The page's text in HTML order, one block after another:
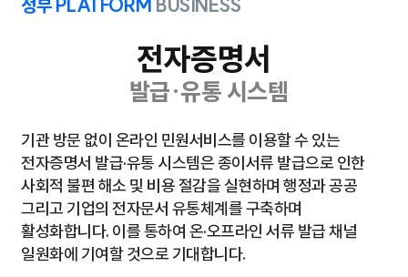
정부 PLATFORM BUSINESS
전자증명서
발급·유통 시스템
기관 방문 없이 온라인 민원서비스를 이용할 수 있는
전자증명서 발급·유통 시스템은 종이서류 발급으로 인한
사회적 불편 해소 및 비용 절감을 실현하며 행정과 공공
그리고 기업의 전자문서 유통체계를 구축하며
활성화합니다. 이를 통하여 온·오프라인 서류 발급 채널
일원화에 기여할 것으로 기대합니다.